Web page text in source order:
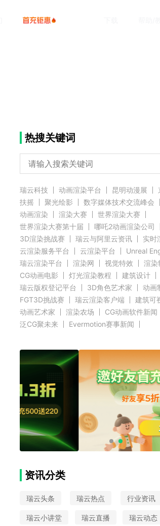
热搜关键词
瑞云科技 动画渲染平台 昆明动漫展
扶摇
聚光绘影 数字媒体技术交流峰会
动画渲染
渲染大赛
世界渲染大赛
世界渲染大赛第十届
哪吒2动画渲染公司
3D渲染挑战赛
瑞云与阿里云资讯
实时
云渲染服务平台
云渲染平台
Unreal
瑞云渲染平台
渲染网 视觉特效
渲染
CG动画电影
灯光渲染教程 建筑设计
瑞云版权登记平台
3D角色艺术家
动画
FGT3D挑战赛
瑞云渲染客户端
建筑可
动画艺术家
渲染农场
CG动画软件新闻
泛CG聚未来
Evermotion赛事新闻
渲染客户端快讯
C4D新闻
Autodesk新
好莱坞影视云渲染
Siggraph新闻
Blender新
GPU渲染
CPU渲染 Redshift新闻
瑞云科技
原力动画
CG
三维渲染
效果图设计大赛
效果图大赛
效果图客户端
瑞云 ZBrush新闻
V-Ray新闻
渲染插件 Maya新闻 教
北京电影学院
全局照明 无偏差渲染
CIS设计
Turtle渲染器
金鸡百花奖
资讯分类
瑞云头条 瑞云热点 行业资讯
瑞云小讲堂 瑞云直播 瑞云动态